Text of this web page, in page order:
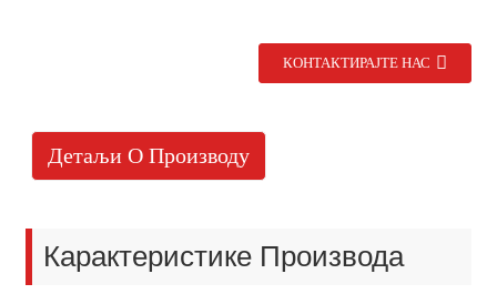
КОНТАКТИРАЈТЕ НАС
Детаљи О Производу
Карактеристике Производа